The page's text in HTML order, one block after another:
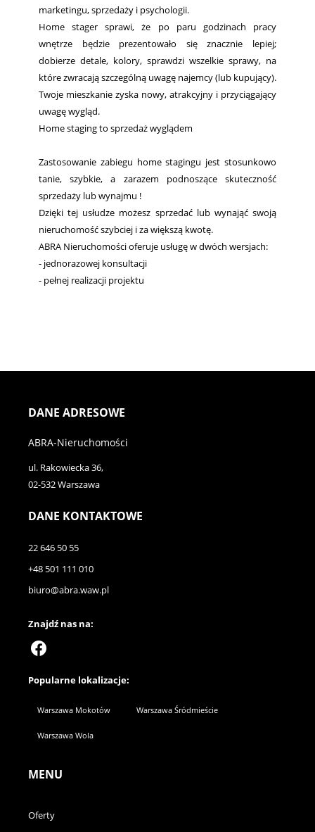
marketingu, sprzedaży i psychologii.
Home stager sprawi, że po paru godzinach pracy
wnętrze będzie prezentowało się znacznie lepiej;
dobierze detale, kolory, sprawdzi wszelkie sprawy, na
które zwracają szczególną uwagę najemcy (lub kupujący).
Twoje mieszkanie zyska nowy, atrakcyjny i przyciągający
uwagę wygląd.
Home staging to sprzedaż wyglądem
Zastosowanie zabiegu home stagingu jest stosunkowo
tanie, szybkie, a zarazem podnoszące skuteczność
sprzedaży lub wynajmu !
Dzięki tej usłudze możesz sprzedać lub wynająć swoją
nieruchomość szybciej i za większą kwotę.
ABRA Nieruchomości oferuje usługę w dwóch wersjach:
- jednorazowej konsultacji
- pełnej realizacji projektu
DANE ADRESOWE
ABRA-Nieruchomości
ul. Rakowiecka 36,
02-532 Warszawa
DANE KONTAKTOWE
22 646 50 55
+48 501 111 010
biuro@abra.waw.pl
Znajdź nas na:
Popularne lokalizacje:
Warszawa Mokotów Warszawa Śródmieście
Warszawa Wola
MENU
Oferty